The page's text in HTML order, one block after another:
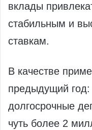
вклады
стабильным и
ставкам.
В качестве
предыдущий год:
долгосрочные
чуть более 2